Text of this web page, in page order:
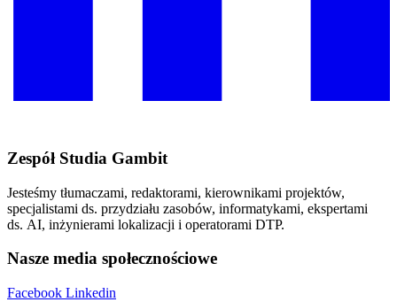
Zespół Studia Gambit
Jesteśmy tłumaczami, redaktorami, kierownikami projektów,
specjalistami ds. przydziału zasobów, informatykami, ekspertami
ds. AI, inżynierami lokalizacji i operatorami DTP.
Nasze media społecznościowe
Facebook Linkedin